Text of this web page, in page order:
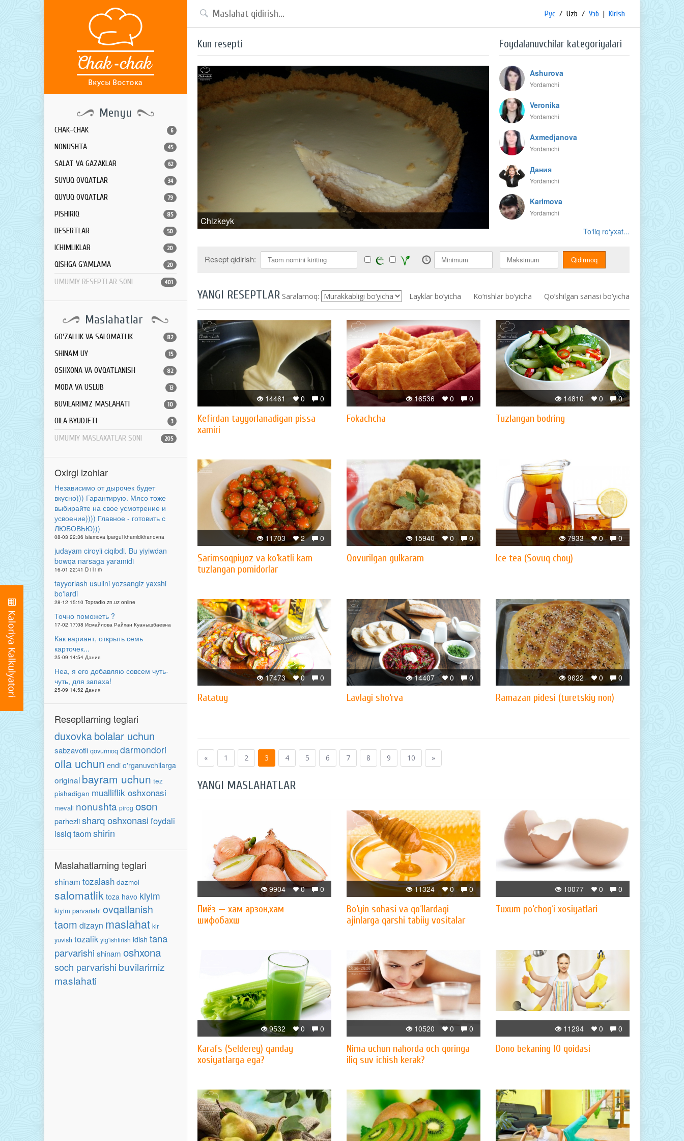
Menyu
CHAK-CHAK 6
NONUSHTA 45
SALAT VA GAZAKLAR 62
SUYUQ OVQATLAR 34
QUYUQ OVQATLAR 79
PISHIRIQ 85
DESERTLAR 50
ICHIMLIKLAR 20
QISHGA G'AMLAMA 20
UMUMIY RESEPTLAR SONI 401
Maslahatlar
GO'ZALLIK VA SALOMATLIK 82
SHINAM UY 15
OSHXONA VA OVQATLANISH 82
MODA VA USLUB 13
BUVILARIMIZ MASLAHATI 10
OILA BYUDJETI 3
UMUMIY MASLAXATLAR SONI 205
Oxirgi izohlar
Независимо от дырочек будет
вкусно))) Гарантирую. Мясо тоже
выбирайте на свое усмотрение и
усвоение)))) Главное - готовить с
ЛЮБОВЬЮ)))
08-03 22:36 islamova ipargul khamidkhanovna
judayam ciroyli ciqibdi. Bu yiyiwdan
bowqa narsaga yaramidi
16-01 22:41 D i l i m
tayyorlash usulini yozsangiz yaxshi
bo'lardi
28-12 15:10 Topradio.zn.uz online
Точно поможеть ?
17-02 17:08 Исмайлова Райхан Куанышбаевна
Как вариант, открыть семь
карточек...
25-09 14:54 Дания
Неа, я его добавляю совсем чуть-
чуть, для запаха!
25-09 14:52 Дания
Reseptlarning teglari
duxovkabolalar uchun
sabzavotli qovurmoq darmondori
oila uchun endi o'rganuvchilarga
original bayram uchun tez
pishadigan mualliflik oshxonasi
mevali nonushta pirog oson
parhezlisharq oshxonasi foydali
issiq taomshirin
Maslahatlarning teglari
shinam tozalash dazmol
salomatlik toza havo kiyim
kiyim parvarishi ovqatlanish
taom dizayn maslahat kir
yuvish tozalik yig'ishtirish idish tana
parvarishi shinam oshxona
soch parvarishi buvilarimiz
maslahati
Рус / Uzb / Узб | Kirish
Kun resepti
Chizkeyk
Foydalanuvchilar kategoriyalari
Ashurova
Yordamchi
Veronika
Yordamchi
Axmedjanova
Yordamchi
Дания
Yordamchi
Karimova
Yordamchi
To‘liq ro‘yxat...
Resept qidirish:
YANGI RESEPTLAR Saralamoq: Layklar bo’yicha Ko‘rishlar bo‘yicha Qo’shilgan sanasi bo’yicha
0
0
14461
Kefirdan tayyorlanadigan pissa
xamiri
0
0
16536
Fokachcha
0
0
14810
Tuzlangan bodring
0
2
11703
Sarimsoqpiyoz va ko‘katli kam
tuzlangan pomidorlar
0
0
15940
Qovurilgan gulkaram
0
0
7933
Ice tea (Sovuq choy)
0
0
17473
Ratatuy
0
0
14407
Lavlagi sho‘rva
0
0
9622
Ramazan pidesi (turetskiy non)
« 1 2 3 4 5 6 7 8 9 10 »
YANGI MASLAHATLAR
0
0
9904
Пиёз — xам арзон,xам
шифобахш
0
0
11324
Bo‘yin sohasi va qo‘llardagi
ajinlarga qarshi tabiiy vositalar
0
0
10077
Tuxum po‘chog‘i xosiyatlari
0
0
9532
Karafs (Selderey) qanday
xosiyatlarga ega?
0
0
10520
Nima uchun nahorda och qoringa
iliq suv ichish kerak?
0
0
11294
Dono bekaning 10 qoidasi